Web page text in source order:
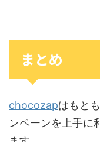
まとめ
chocozapはもと
ンペーンを上手に